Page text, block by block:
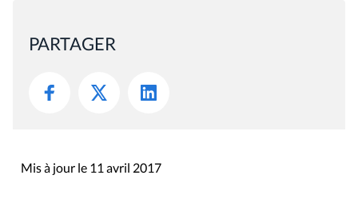
PARTAGER
Mis à jour le 11 avril 2017